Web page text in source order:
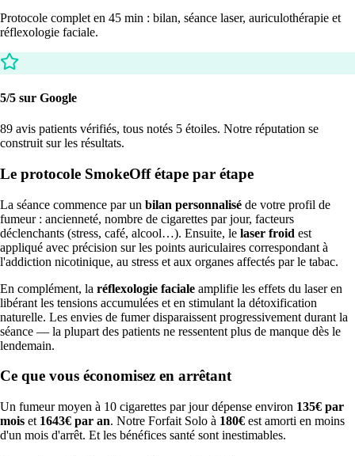
Protocole complet en 45 min : bilan, séance laser, auriculothérapie et
réflexologie faciale.
5/5 sur Google
89 avis patients vérifiés, tous notés 5 étoiles. Notre réputation se
construit sur les résultats.
Le protocole SmokeOff étape par étape
La séance commence par un bilan personnalisé de votre profil de
fumeur : ancienneté, nombre de cigarettes par jour, facteurs
déclenchants (stress, café, alcool…). Ensuite, le laser froid est
appliqué avec précision sur les points auriculaires correspondant à
l'addiction nicotinique, au stress et aux organes affectés par le tabac.
En complément, la réflexologie faciale amplifie les effets du laser en
libérant les tensions accumulées et en stimulant la détoxification
naturelle. Les envies de fumer disparaissent progressivement durant la
séance — la plupart des patients ne ressentent plus de manque dès le
lendemain.
Ce que vous économisez en arrêtant
Un fumeur moyen à 10 cigarettes par jour dépense environ 135€ par
mois et 1643€ par an. Notre Forfait Solo à 180€ est amorti en moins
d'un mois d'arrêt. Et les bénéfices santé sont inestimables.